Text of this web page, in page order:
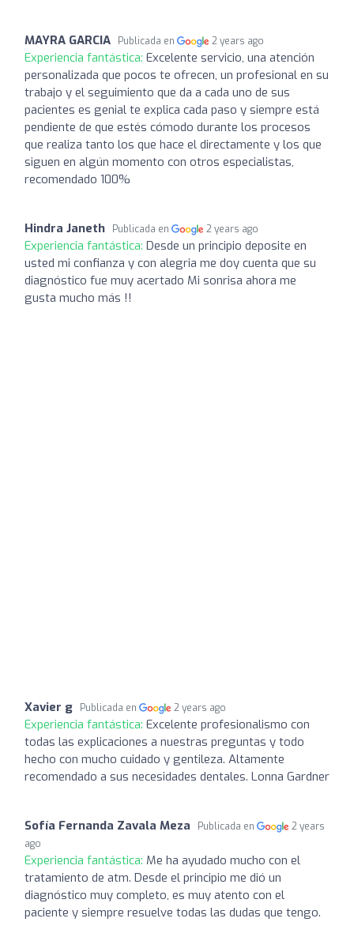
MAYRA GARCIA Publicada en 2 years ago
Experiencia fantástica: Excelente servicio, una atención
personalizada que pocos te ofrecen, un profesional en su
trabajo y el seguimiento que da a cada uno de sus
pacientes es genial te explica cada paso y siempre está
pendiente de que estés cómodo durante los procesos
que realiza tanto los que hace el directamente y los que
siguen en algún momento con otros especialistas,
recomendado 100%
Hindra Janeth Publicada en 2 years ago
Experiencia fantástica: Desde un principio deposite en
usted mi confianza y con alegria me doy cuenta que su
diagnóstico fue muy acertado Mi sonrisa ahora me
gusta mucho más !!
Xavier g Publicada en 2 years ago
Experiencia fantástica: Excelente profesionalismo con
todas las explicaciones a nuestras preguntas y todo
hecho con mucho cuidado y gentileza. Altamente
recomendado a sus necesidades dentales. Lonna Gardner
Sofía Fernanda Zavala Meza Publicada en
2 years
ago
Experiencia fantástica: Me ha ayudado mucho con el
tratamiento de atm. Desde el principio me dió un
diagnóstico muy completo, es muy atento con el
paciente y siempre resuelve todas las dudas que tengo.